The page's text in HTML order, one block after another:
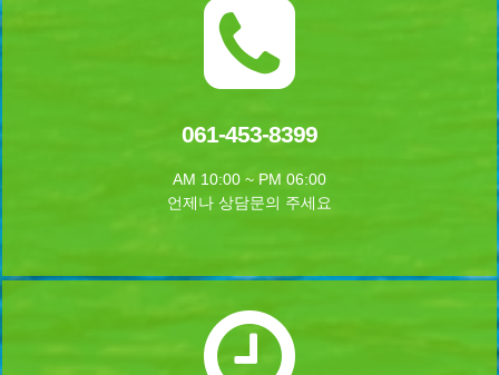
061-453-8399
AM 10:00 ~ PM 06:00
언제나 상담문의 주세요